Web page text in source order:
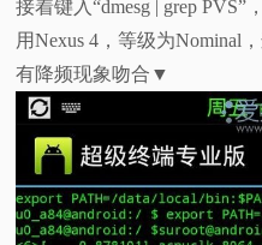
接着键入“dmesg | grep
用Nexus 4，等级为Nominal
有降频现象吻合▼